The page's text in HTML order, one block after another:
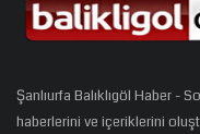
Şanlıurfa Balıklıgöl Haber -
haberlerini ve içeriklerini